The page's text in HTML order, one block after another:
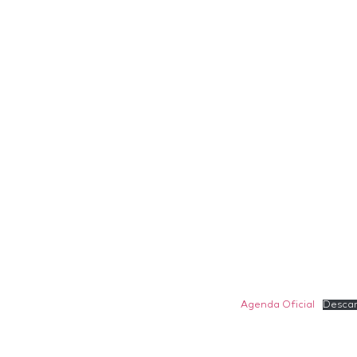
Agenda Oficial